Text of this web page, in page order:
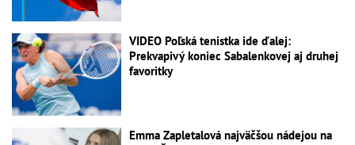
VIDEO Poľská tenistka ide ďalej:
Prekvapivý koniec Sabalenkovej aj druhej
favoritky
Emma Zapletalová najväčšou nádejou na